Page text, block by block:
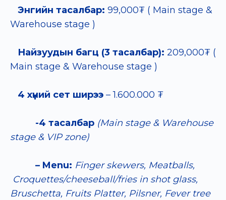
Энгийн тасалбар: 99,000₮ ( Main stage &
Warehouse stage )
Найзуудын багц (3 тасалбар): 209,000₮ (
Main stage & Warehouse stage )
4 хүний сет ширээ –1.600.000 ₮
-4 тасалбар (Main stage & Warehouse
stage & VIP zone)
– Menu: Finger skewers, Meatballs,
Croquettes/cheeseball/fries in shot glass,
Bruschetta, Fruits Platter, Pilsner, Fever tree